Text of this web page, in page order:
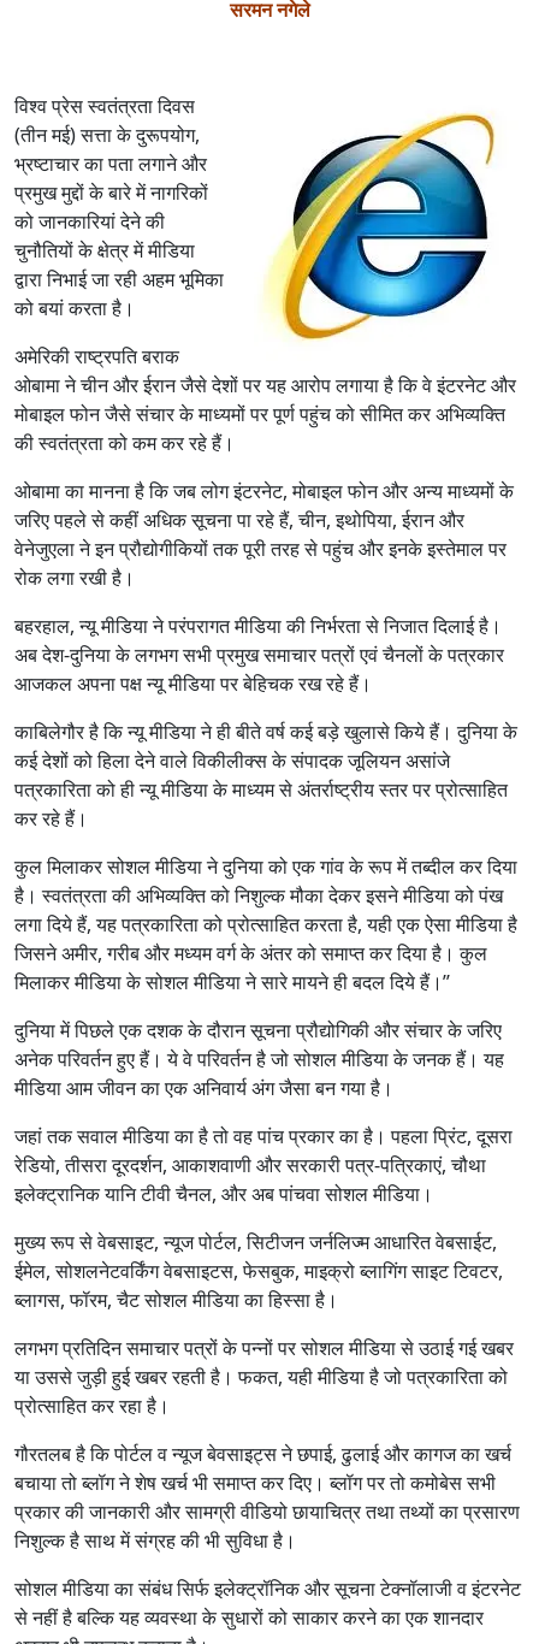
सरमन नगेले
विश्व प्रेस स्वतंत्रता दिवस
(तीन मई) सत्ता के दुरूपयोग,
भ्रष्टाचार का पता लगाने और
प्रमुख मुद्दों के बारे में नागरिकों
को जानकारियां देने की
चुनौतियों के क्षेत्र में मीडिया
द्वारा निभाई जा रही अहम भूमिका
को बयां करता है।
अमेरिकी राष्ट्रपति बराक
ओबामा ने चीन और ईरान जैसे देशों पर यह आरोप लगाया है कि वे इंटरनेट और
मोबाइल फोन जैसे संचार के माध्यमों पर पूर्ण पहुंच को सीमित कर अभिव्यक्ति
की स्वतंत्रता को कम कर रहे हैं।
ओबामा का मानना है कि जब लोग इंटरनेट, मोबाइल फोन और अन्य माध्यमों के
जरिए पहले से कहीं अधिक सूचना पा रहे हैं, चीन, इथोपिया, ईरान और
वेनेजुएला ने इन प्रौद्योगीकियों तक पूरी तरह से पहुंच और इनके इस्तेमाल पर
रोक लगा रखी है।
बहरहाल, न्यू मीडिया ने परंपरागत मीडिया की निर्भरता से निजात दिलाई है।
अब देश-दुनिया के लगभग सभी प्रमुख समाचार पत्रों एवं चैनलों के पत्रकार
आजकल अपना पक्ष न्यू मीडिया पर बेहिचक रख रहे हैं।
काबिलेगौर है कि न्यू मीडिया ने ही बीते वर्ष कई बड़े खुलासे किये हैं। दुनिया के
कई देशों को हिला देने वाले विकीलीक्स के संपादक जूलियन असांजे
पत्रकारिता को ही न्यू मीडिया के माध्यम से अंतर्राष्ट्रीय स्तर पर प्रोत्साहित
कर रहे हैं।
कुल मिलाकर सोशल मीडिया ने दुनिया को एक गांव के रूप में तब्दील कर दिया
है। स्वतंत्रता की अभिव्यक्ति को निशुल्क मौका देकर इसने मीडिया को पंख
लगा दिये हैं, यह पत्रकारिता को प्रोत्साहित करता है, यही एक ऐसा मीडिया है
जिसने अमीर, गरीब और मध्यम वर्ग के अंतर को समाप्त कर दिया है। कुल
मिलाकर मीडिया के सोशल मीडिया ने सारे मायने ही बदल दिये हैं।’’
दुनिया में पिछले एक दशक के दौरान सूचना प्रौद्योगिकी और संचार के जरिए
अनेक परिवर्तन हुए हैं। ये वे परिवर्तन है जो सोशल मीडिया के जनक हैं। यह
मीडिया आम जीवन का एक अनिवार्य अंग जैसा बन गया है।
जहां तक सवाल मीडिया का है तो वह पांच प्रकार का है। पहला प्रिंट, दूसरा
रेडियो, तीसरा दूरदर्शन, आकाशवाणी और सरकारी पत्र-पत्रिकाएं, चौथा
इलेक्ट्रानिक यानि टीवी चैनल, और अब पांचवा सोशल मीडिया।
मुख्य रूप से वेबसाइट, न्यूज पोर्टल, सिटीजन जर्नलिज्म आधारित वेबसाईट,
ईमेल, सोशलनेटवर्किंग वेबसाइटस, फेसबुक, माइक्रो ब्लागिंग साइट टिवटर,
ब्लागस, फॉरम, चैट सोशल मीडिया का हिस्सा है।
लगभग प्रतिदिन समाचार पत्रों के पन्नों पर सोशल मीडिया से उठाई गई खबर
या उससे जुड़ी हुई खबर रहती है। फकत, यही मीडिया है जो पत्रकारिता को
प्रोत्साहित कर रहा है।
गौरतलब है कि पोर्टल व न्यूज बेवसाइट्स ने छपाई, ढुलाई और कागज का खर्च
बचाया तो ब्लॉग ने शेष खर्च भी समाप्त कर दिए। ब्लॉग पर तो कमोबेस सभी
प्रकार की जानकारी और सामग्री वीडियो छायाचित्र तथा तथ्यों का प्रसारण
निशुल्क है साथ में संग्रह की भी सुविधा है।
सोशल मीडिया का संबंध सिर्फ इलेक्ट्रॉनिक और सूचना टेक्नॉलाजी व इंटरनेट
से नहीं है बल्कि यह व्यवस्था के सुधारों को साकार करने का एक शानदार